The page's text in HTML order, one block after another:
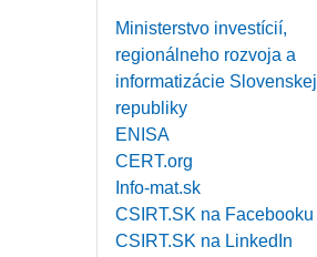
Ministerstvo investícií,
regionálneho rozvoja a
informatizácie Slovenskej
republiky
ENISA
CERT.org
Info-mat.sk
CSIRT.SK na Facebooku
CSIRT.SK na LinkedIn